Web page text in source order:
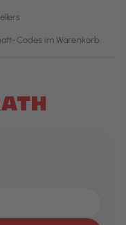
Codes im Warenkorb